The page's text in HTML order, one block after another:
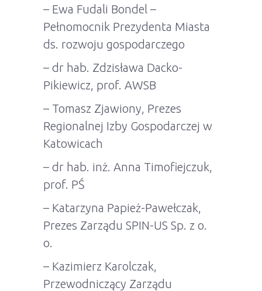
– Ewa Fudali Bondel –
Pełnomocnik Prezydenta Miasta
ds. rozwoju gospodarczego
– dr hab. Zdzisława Dacko-
Pikiewicz, prof. AWSB
– Tomasz Zjawiony, Prezes
Regionalnej Izby Gospodarczej w
Katowicach
– dr hab. inż. Anna Timofiejczuk,
prof. PŚ
– Katarzyna Papież-Pawełczak,
Prezes Zarządu SPIN-US Sp. z o.
o.
– Kazimierz Karolczak,
Przewodniczący Zarządu